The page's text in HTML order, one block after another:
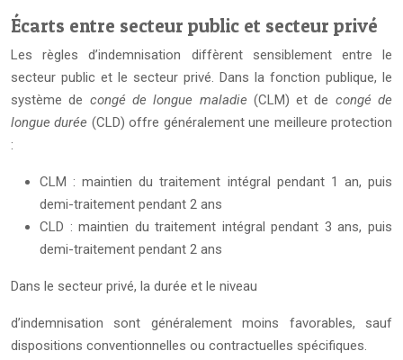
Écarts entre secteur public et secteur privé
Les règles d’indemnisation diffèrent sensiblement entre le
secteur public et le secteur privé. Dans la fonction publique, le
système de congé de longue maladie (CLM) et de congé de
longue durée (CLD) offre généralement une meilleure protection
:
CLM : maintien du traitement intégral pendant 1 an, puis
demi-traitement pendant 2 ans
CLD : maintien du traitement intégral pendant 3 ans, puis
demi-traitement pendant 2 ans
Dans le secteur privé, la durée et le niveau
d’indemnisation sont généralement moins favorables, sauf
dispositions conventionnelles ou contractuelles spécifiques.